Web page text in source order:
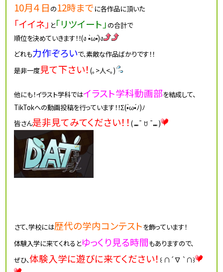
10月４日 の12時まで に各作品に頂いた
「イイネ」 と「リツイート」 の合計で
順位を決めていきます！！(ง •̀ω•́)ง
どれも力作ぞろいで、素敵な作品ばかりです！！
是非一度見て下さい！(｡>人<｡)
他にも！イラスト学科ではイラスト学科動画部を結成して、
TikTokへの動画投稿を行っています！！Σ(•̀ω•́ﾉ)ﾉ
皆さん是非見てみてください！！( ⑉¯ ꇴ ¯⑉ )
さて、学校には歴代の学内コンテストを飾っています！
体験入学に来てくれるとゆっくり見る時間もありますので、
ぜひ、体験入学に遊びに来てください！ ꒰ ∩´∇ `∩꒱